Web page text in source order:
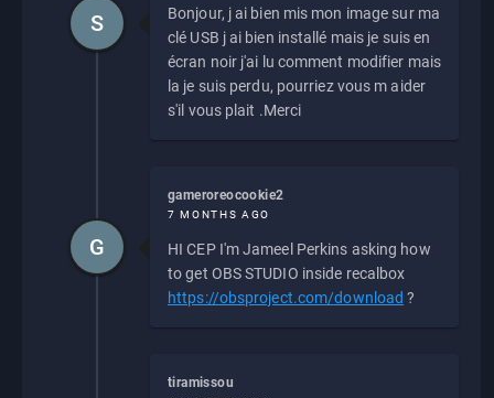
Bonjour, j ai bien mis mon image sur ma
clé USB j ai bien installé mais je suis en
écran noir j'ai lu comment modifier mais
la je suis perdu, pourriez vous m aider
s'il vous plait .Merci
S
gameroreocookie2
7 MONTHS AGO
HI CEP I'm Jameel Perkins asking how
to get OBS STUDIO inside recalbox
https://obsproject.com/download ?
G
tiramissou